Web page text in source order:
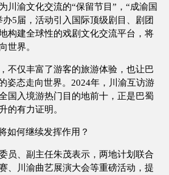
川渝文化交流的“保留节目”，“成渝国
5届，活动引入国际顶级剧目、剧团
构建全球性的戏剧文化交流平台，将
世界。
不仅丰富了游客的旅游体验，也让巴
姿态走向世界。2024年，川渝互访游
国入境游热门目的地前十，正是巴蜀
的有力证明。
如何继续发挥作用？
员、副主任朱茂表示，两地计划联合
、川渝曲艺展演大会等重磅活动，提